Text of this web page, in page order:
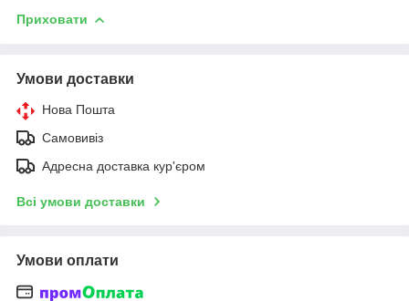
Приховати
Умови доставки
Нова Пошта
Самовивіз
Адресна доставка кур'єром
Всі умови доставки
Умови оплати